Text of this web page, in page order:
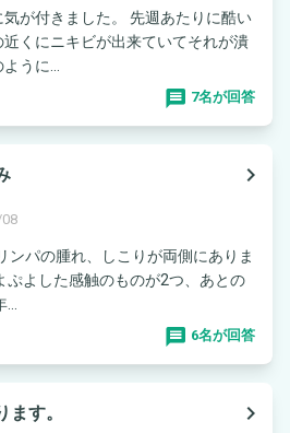
た。 先週あたりに酷い
くにニキビが出来ていてそれが潰
うに...
7名が回答
navigate_next
ンパの腫れ、しこりが両側にありま
ぷよした感触のものが2つ、あとの
6名が回答
す。
navigate_next